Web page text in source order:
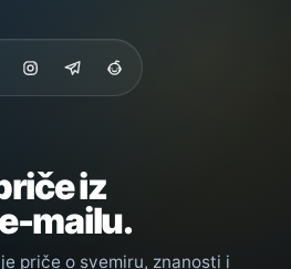
iz
mailu.
priče o svemiru, znanosti i